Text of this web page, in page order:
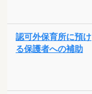
認可外保育所に預け
る保護者への補助